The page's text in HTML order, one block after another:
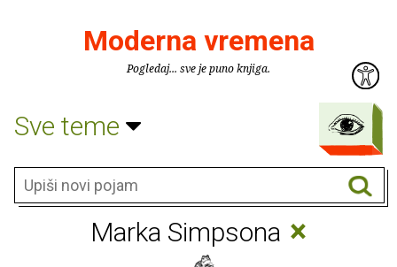
Moderna vremena
Pogledaj... sve je puno knjiga.
Sve teme
Marka Simpsona ×